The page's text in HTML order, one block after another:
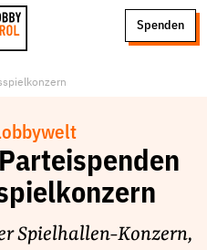
Spenden
Spielhallen-Konzern,